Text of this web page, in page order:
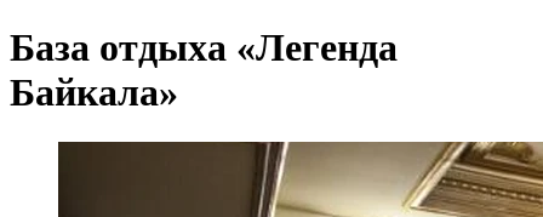
База отдыха «Легенда
Байкала»